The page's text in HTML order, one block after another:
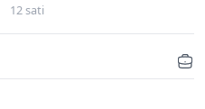
12 sati